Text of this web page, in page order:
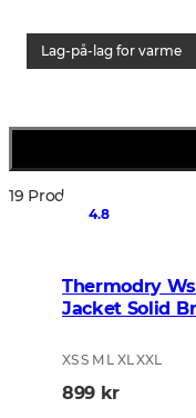
Lag-på-lag for varme
19 Produkter
4.8
Thermodry Ws
Jacket Solid
XS S M L XL XXL
899 kr